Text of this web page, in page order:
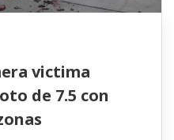
victima
de 7.5 con